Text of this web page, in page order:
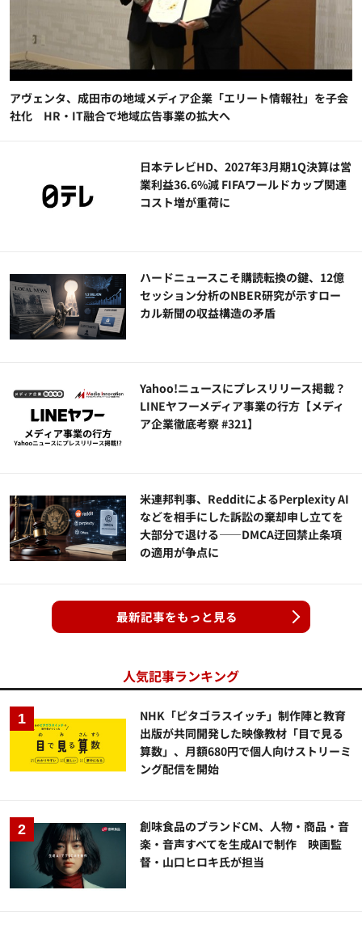
アヴェンタ、成田市の地域メディア企業「エリート情報社」を子会
社化 HR・IT融合で地域広告事業の拡大へ
日本テレビHD、2027年3月期1Q決算は営
業利益36.6%減 FIFAワールドカップ関連
コスト増が重荷に
ハードニュースこそ購読転換の鍵、12億
セッション分析のNBER研究が示すロー
カル新聞の収益構造の矛盾
Yahoo!ニュースにプレスリリース掲載？
LINEヤフーメディア事業の行方【メディ
ア企業徹底考察 #321】
米連邦判事、RedditによるPerplexity AI
などを相手にした訴訟の棄却申し立てを
大部分で退ける——DMCA迂回禁止条項
の適用が争点に
最新記事をもっと見る
人気記事ランキング
NHK「ピタゴラスイッチ」制作陣と教育
出版が共同開発した映像教材「目で見る
算数」、月額680円で個人向けストリーミ
ング配信を開始
創味食品のブランドCM、人物・商品・音
楽・音声すべてを生成AIで制作 映画監
督・山口ヒロキ氏が担当